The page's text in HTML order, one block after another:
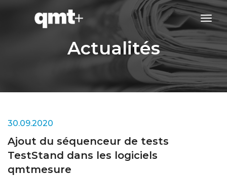
Actualités
30.09.2020
Ajout du séquenceur de tests
TestStand dans les logiciels
qmtmesure